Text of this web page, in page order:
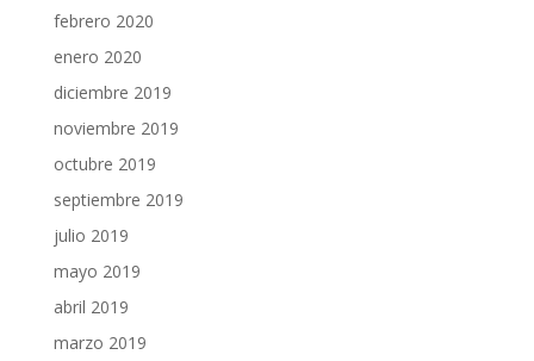
febrero 2020
enero 2020
diciembre 2019
noviembre 2019
octubre 2019
septiembre 2019
julio 2019
mayo 2019
abril 2019
marzo 2019